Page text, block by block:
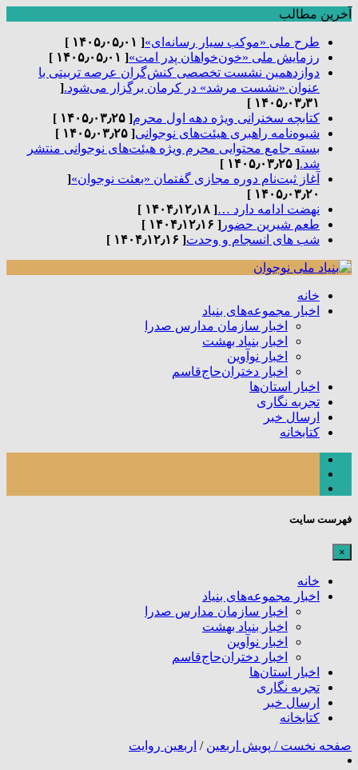
آخرین مطالب
طرح ملی «موکب سیار رسانه‌ای»[ ۱۴۰۵٫۰۵٫۰۱ ]
رزمایش ملی «خون‌خواهان پدر امت»[ ۱۴۰۵٫۰۵٫۰۱ ]
دوازدهمین نشست تخصصی کنش‌گران عرصه تربیتی با
عنوان «نشست مرشد» در کرمان برگزار می‌شود.[
۱۴۰۵٫۰۳٫۳۱ ]
کتابچه سخنرانی ویژه دهه اول محرم[ ۱۴۰۵٫۰۳٫۲۵ ]
شیوه‌نامه راهبری هیئت‌های نوجوانی[ ۱۴۰۵٫۰۳٫۲۵ ]
بسته جامع محتوایی محرم ویژه هیئت‌های نوجوانی منتشر
شد.[ ۱۴۰۵٫۰۳٫۲۵ ]
آغاز ثبت‌نام دوره مجازی گفتمان «بعثت نوجوان»[
۱۴۰۵٫۰۳٫۲۰ ]
نهضت ادامه دارد …[ ۱۴۰۴٫۱۲٫۱۸ ]
طعم شیرین حضور [ ۱۴۰۴٫۱۲٫۱۶ ]
شب های انسجام و وحدت[ ۱۴۰۴٫۱۲٫۱۶ ]
خانه
اخبار مجموعه‌های بنیاد
اخبار سازمان مدارس صدرا
اخبار بنیاد بهشت
اخبار نوآوین
اخبار دختران‌حاج‌قاسم
اخبار استان‌ها
تجربه نگاری
ارسال خبر
کتابخانه
فهرست سایت
×
خانه
اخبار مجموعه‌های بنیاد
اخبار سازمان مدارس صدرا
اخبار بنیاد بهشت
اخبار نوآوین
اخبار دختران‌حاج‌قاسم
اخبار استان‌ها
تجربه نگاری
ارسال خبر
کتابخانه
صفحه نخست / پویش اربعین / اربعین روایت